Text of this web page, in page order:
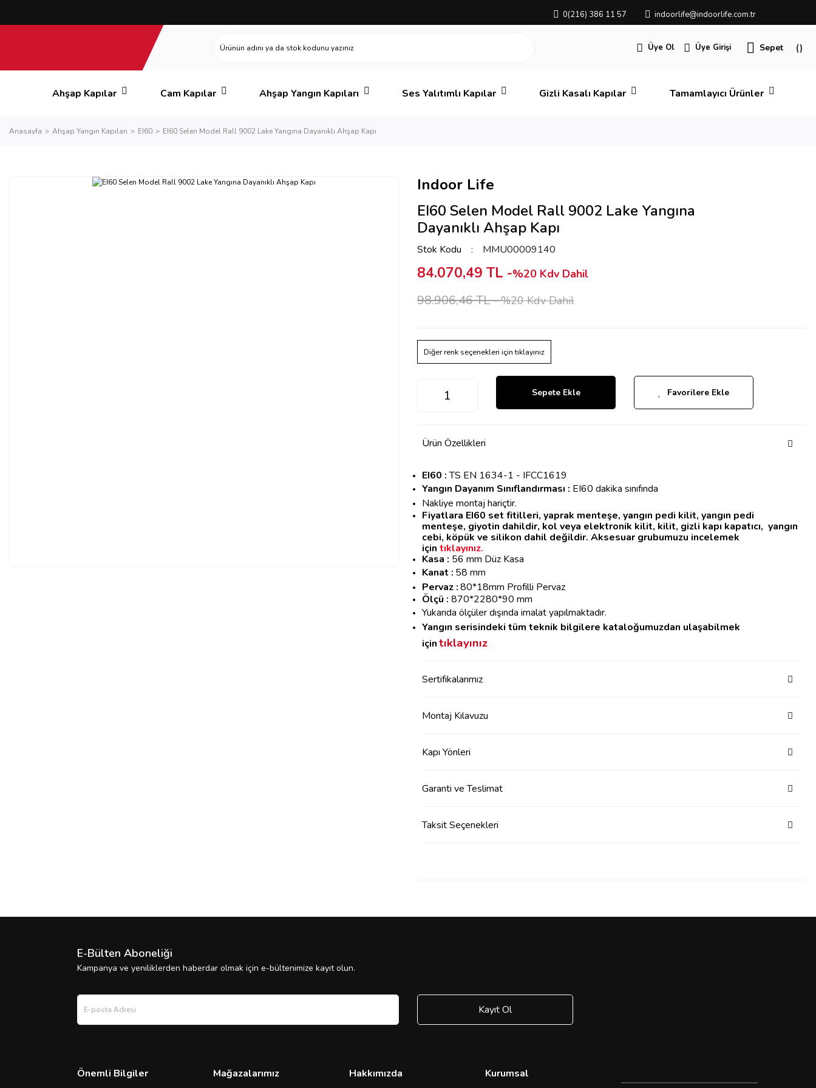
0(216) 386 11 57 indoorlife@indoorlife.com.tr
Üye Ol Üye Girişi Sepet
Ahşap Kapılar Cam Kapılar Ahşap Yangın Kapıları Ses Yalıtımlı Kapılar Gizli Kasalı Kapılar Tamamlayıcı Ürünler
Anasayfa Ahşap Yangın Kapıları EI60 EI60 Selen Model Rall 9002 Lake Yangına Dayanıklı Ahşap Kapı
Indoor Life
EI60 Selen Model Rall 9002 Lake Yangına
Dayanıklı Ahşap Kapı
Stok Kodu MMU00009140
84.070,49 TL -%20 Kdv Dahil
98.906,46 TL -%20 Kdv Dahil
Diğer renk seçenekleri için tıklayınız
Sepete Ekle Favorilere Ekle
Ürün Özellikleri
EI60 :TS EN 1634-1 - IFCC1619
Yangın Dayanım Sınıflandırması : EI60 dakika sınıfında
Nakliye montaj hariçtir.
Fiyatlara EI60 set fitilleri, yaprak menteşe, yangın pedi kilit, yangın pedi
menteşe, giyotin dahildir, kol veya elektronik kilit, kilit, gizli kapı kapatıcı, yangın
cebi, köpük ve silikon dahil değildir. Aksesuar grubumuzu incelemek
için tıklayınız.
Kasa : 56 mm Düz Kasa
Kanat : 58 mm
Pervaz :80*18mm Profilli Pervaz
Ölçü : 870*2280*90 mm
Yukarıda ölçüler dışında imalat yapılmaktadır.
Yangın serisindeki tüm teknik bilgilere kataloğumuzdan ulaşabilmek
içintıklayınız
Sertifikalarımız
Montaj Kılavuzu
Kapı Yönleri
Garanti ve Teslimat
Taksit Seçenekleri
E-Bülten Aboneliği
Kampanya ve yeniliklerden haberdar olmak için e-bültenimize kayıt olun.
Kayıt Ol
Önemli Bilgiler Mağazalarımız Hakkımızda Kurumsal